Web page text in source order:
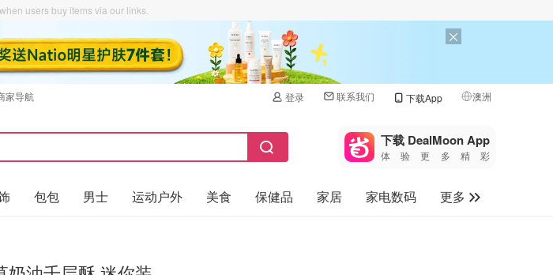
users buy items via our links.
家导航 登录 联系我们 下载App 澳洲
🇺🇸
🇨🇳 中国
🇨🇦加拿大
下载 DealMoon App
体验更多精彩
包包 男士 运动户外 美食 保健品 家居 家电数码
更多